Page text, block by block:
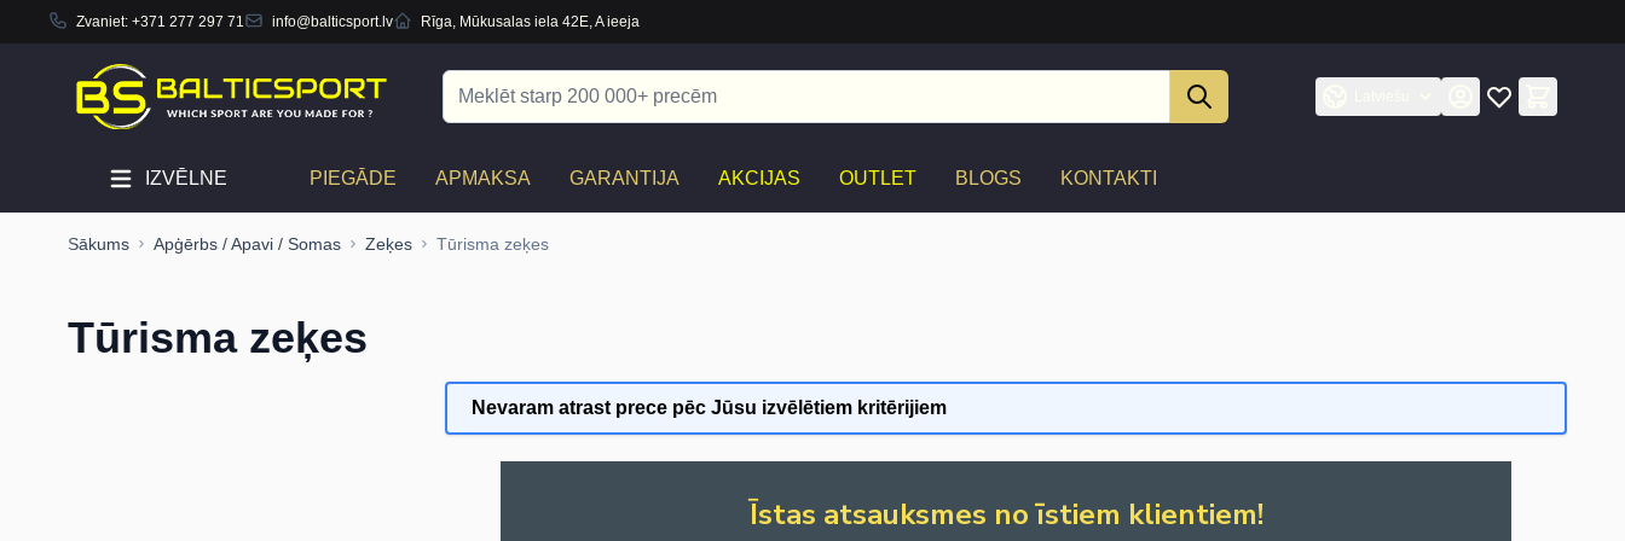
Zvaniet: +371 277 297 71 info@balticsport.lv Rīga, Mūkusalas iela 42E, A ieeja
Search
IZVĒLNE PIEGĀDE APMAKSA GARANTIJA AKCIJAS OUTLET BLOGS KONTAKTI
Sākums Apģērbs / Apavi / Somas Zeķes Tūrisma zeķes
Tūrisma zeķes
Nevaram atrast prece pēc Jūsu izvēlētiem kritērijiem
Īstas atsauksmes no īstiem klientiem!